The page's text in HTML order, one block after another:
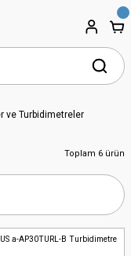
ve Turbidimetreler
Toplam 6 ürün